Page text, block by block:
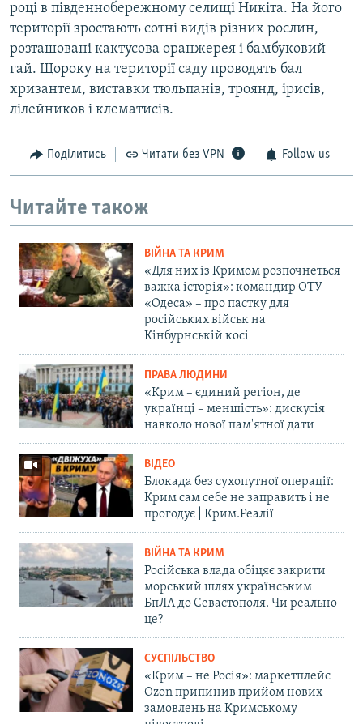
році в південнобережному селищі Никіта. На його
території зростають сотні видів різних рослин,
розташовані кактусова оранжерея і бамбуковий
гай. Щороку на території саду проводять бал
хризантем, виставки тюльпанів, троянд, ірисів,
лілейников і клематисів.
Поділитись Читати без VPN Follow us
Читайте також
ВІЙНА ТА КРИМ
«Для них із Кримом розпочнеться
важка історія»: командир ОТУ
«Одеса» – про пастку для
російських військ на
Кінбурнській косі
ПРАВА ЛЮДИНИ
«Крим – єдиний регіон, де
українці – меншість»: дискусія
навколо нової пам'ятної дати
ВІДЕО
Блокада без сухопутної операції:
Крим сам себе не заправить і не
прогодує | Крим.Реалії
ВІЙНА ТА КРИМ
Російська влада обіцяє закрити
морський шлях українським
БпЛА до Севастополя. Чи реально
це?
СУСПІЛЬСТВО
«Крим – не Росія»: маркетплейс
Ozon припинив прийом нових
замовлень на Кримському